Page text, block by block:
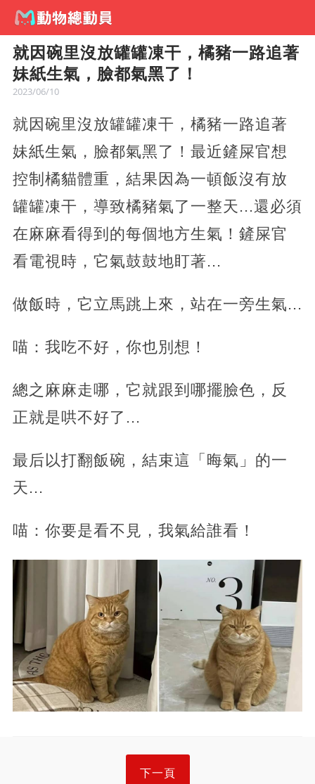
就因碗里沒放罐罐凍干，橘豬一路追著
妹紙生氣，臉都氣黑了！
2023/06/10
就因碗里沒放罐罐凍干，橘豬一路追著
妹紙生氣，臉都氣黑了！最近鏟屎官想
控制橘貓體重，結果因為一頓飯沒有放
罐罐凍干，導致橘豬氣了一整天...還必須
在麻麻看得到的每個地方生氣！鏟屎官
看電視時，它氣鼓鼓地盯著...
做飯時，它立馬跳上來，站在一旁生氣...
喵：我吃不好，你也別想！
總之麻麻走哪，它就跟到哪擺臉色，反
正就是哄不好了...
最后以打翻飯碗，結束這「晦氣」的一
天...
喵：你要是看不見，我氣給誰看！
下一頁